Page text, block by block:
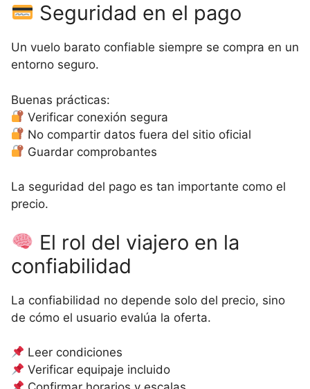
Seguridad en el pago
Un vuelo barato confiable siempre se compra en un
entorno seguro.
Buenas prácticas:
Verificar conexión segura
No compartir datos fuera del sitio oficial
Guardar comprobantes
La seguridad del pago es tan importante como el
precio.
El rol del viajero en la
confiabilidad
La confiabilidad no depende solo del precio, sino
de cómo el usuario evalúa la oferta.
Leer condiciones
Verificar equipaje incluido